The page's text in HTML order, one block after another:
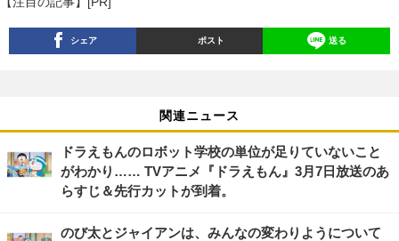
シェア ポスト 送る
関連ニュース
ドラえもんのロボット学校の単位が足りていないこと
がわかり…… TVアニメ『ドラえもん』3月7日放送のあ
らすじ＆先行カットが到着。
のび太とジャイアンは、みんなの変わりようについて